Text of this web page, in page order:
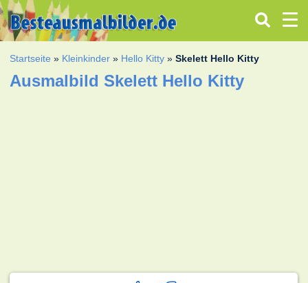
Startseite » Kleinkinder » Hello Kitty »Skelett Hello Kitty
Ausmalbild Skelett Hello Kitty